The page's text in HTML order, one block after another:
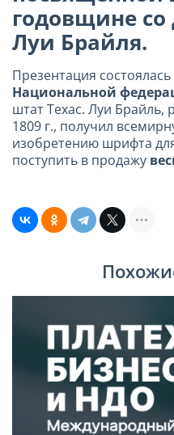
годовщине
Луи Брайля.
Презентация
Национальной
штат Техас. Луи Брайль,
1809 г., получил
изобретению шрифта
поступить в продажу